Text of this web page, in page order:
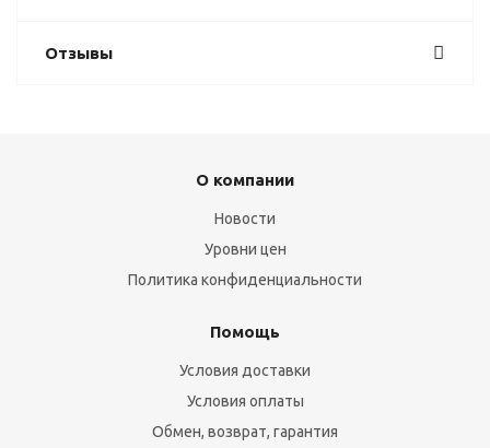
Отзывы
О компании
Новости
Уровни цен
Политика конфиденциальности
Помощь
Условия доставки
Условия оплаты
Обмен, возврат, гарантия